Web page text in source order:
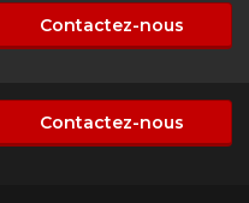
Contactez-nous
Contactez-nous